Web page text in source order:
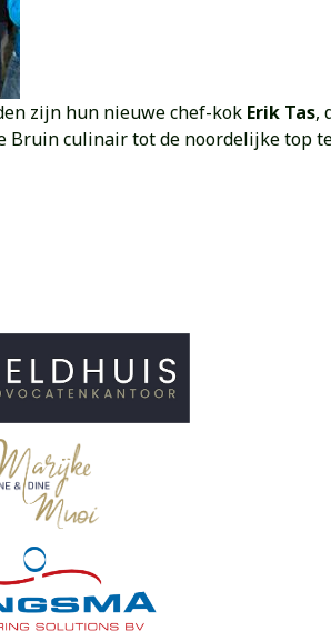
zijn hun nieuwe chef-kok Erik Tas,
culinair tot de noordelijke top